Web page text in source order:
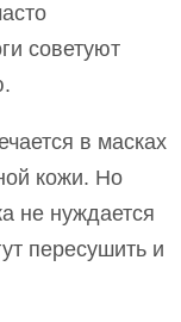
советуют
в масках
кожи. Но
не нуждается
пересушить и